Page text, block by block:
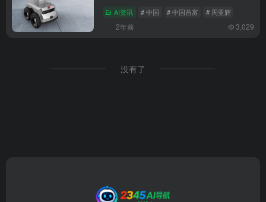
AI资讯 # 中国 # 中国首富 # 周亚辉
2年前 3,029
没有了